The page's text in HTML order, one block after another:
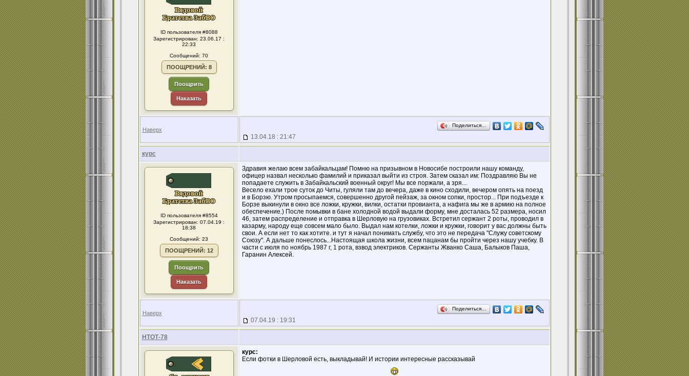
ID пользователя #8088
Зарегистрирован: 23.06.17 :
22:33
Сообщений: 70
ПООЩРЕНИЙ: 8
Поощрить
Наказать
Наверх
Поделиться…
13.04.18 : 21:47
курс
ID пользователя #8554
Зарегистрирован: 07.04.19 :
18:38
Сообщений: 23
ПООЩРЕНИЙ: 12
Поощрить
Наказать
Здравия желаю всем забайкальцам! Помню на призывном в Новосибе построили нашу команду,
офицер назвал несколько фамилий и приказал выйти из строя. Затем сказал им: Поздравляю Вы не
попадаете служить в Забайкальский военный округ! Мы все поржали, а зря...
Весело ехали трое суток до Читы, гуляли там до вечера, даже в кино сходили, вечером опять на поезд
и в Борзю. Утром просыпаемся, совершенно другой пейзаж, за окном сопки, простор... При подъезде к
Борзе выкинули в окно все ложки, кружки, вилки, остатки провианта, а нафига мы же в армию на полное
обеспечение.) После помывки в бане холодной водой выдали форму, мне досталась 52 размера, носил
46, затем распределение и отправка в Шерловую на грузовиках. Встретил сержант 2 роты, проводил в
казарму, народу еще совсем мало было. Выдал нам котелки, ложки и кружки, говорит у вас должны быть
свои. А если нет то как хотите. и тут я начал понимать службу, что это не передача "Служу советскому
Союзу". А дальше понеслось...Настоящая школа жизни, всем пацанам бы пройти через нашу учебку. В
части с июля по ноябрь 1987 г, 1 рота, взвод электриков. Сержанты Жванко Саша, Балыков Паша,
Гаранин Алексей.
Наверх
Поделиться…
07.04.19 : 19:31
НТОТ-78
курс:
Если фотки в Шерловой есть, выкладывай! И истории интересные рассказывай